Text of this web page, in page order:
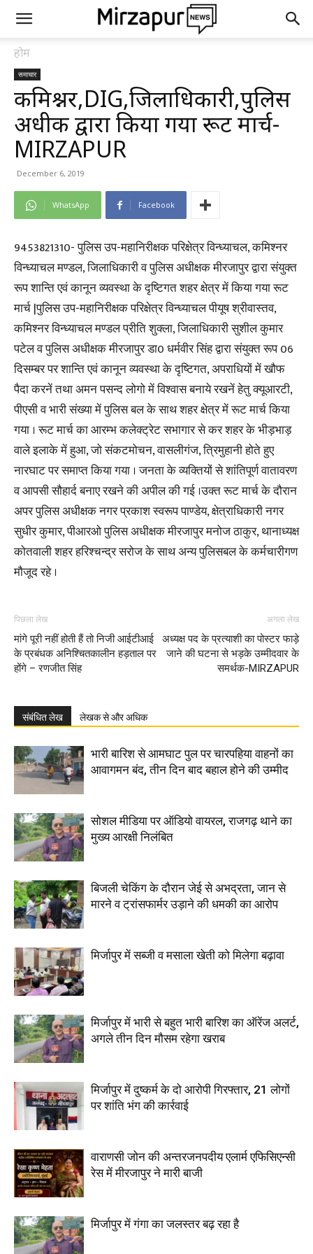
होम
समाचार
कमिश्नर,DIG,जिलाधिकारी,पुलिस
अधीक्षक द्वारा किया गया रूट मार्च-
MIRZAPUR
December 6, 2019
WhatsApp Facebook
9453821310- पुलिस उप-महानिरीक्षक परिक्षेत्र विन्ध्याचल, कमिश्नर
विन्ध्याचल मण्डल, जिलाधिकारी व पुलिस अधीक्षक मीरजापुर द्वारा संयुक्त
रूप शान्ति एवं कानून व्यवस्था के दृष्टिगत शहर क्षेत्र में किया गया रूट
मार्च |पुलिस उप-महानिरीक्षक परिक्षेत्र विन्ध्याचल पीयूष श्रीवास्तव,
कमिश्नर विन्ध्याचल मण्डल प्रीति शुक्ला, जिलाधिकारी सुशील कुमार
पटेल व पुलिस अधीक्षक मीरजापुर डा0 धर्मवीर सिंह द्वारा संयुक्त रूप 06
दिसम्बर पर शान्ति एवं कानून व्यवस्था के दृष्टिगत, अपराधियों में खौफ
पैदा करनें तथा अमन पसन्द लोगो में विश्वास बनाये रखनें हेतु क्यूआरटी,
पीएसी व भारी संख्या में पुलिस बल के साथ शहर क्षेत्र में रूट मार्च किया
गया । रूट मार्च का आरम्भ कलेक्ट्रेट सभागार से कर शहर के भीड़भाड़
वाले इलाके में हुआ, जो संकटमोचन, वासलीगंज, त्रिमुहानी होते हुए
नारघाट पर समाप्त किया गया । जनता के व्यक्तियों से शांतिपूर्ण वातावरण
व आपसी सौहार्द बनाए रखने की अपील की गई ।उक्त रूट मार्च के दौरान
अपर पुलिस अधीक्षक नगर प्रकाश स्वरूप पाण्डेय, क्षेत्राधिकारी नगर
सुधीर कुमार, पीआरओ पुलिस अधीक्षक मीरजापुर मनोज ठाकुर, थानाध्यक्ष
कोतवाली शहर हरिश्चन्द्र सरोज के साथ अन्य पुलिसबल के कर्मचारीगण
मौजूद रहे ।
पिछला लेख
मांगे पूरी नहीं होती हैं तो निजी आईटीआई
के प्रबंधक अनिश्चितकालीन हड़ताल पर
होंगे – रणजीत सिंह
अगला लेख
अध्यक्ष पद के प्रत्याशी का पोस्टर फाड़े
जाने की घटना से भड़के उम्मीदवार के
समर्थक-MIRZAPUR
संबंधित लेख लेखक से और अधिक
भारी बारिश से आमघाट पुल पर चारपहिया वाहनों का
आवागमन बंद, तीन दिन बाद बहाल होने की उम्मीद
सोशल मीडिया पर ऑडियो वायरल, राजगढ़ थाने का
मुख्य आरक्षी निलंबित
बिजली चेकिंग के दौरान जेई से अभद्रता, जान से
मारने व ट्रांसफार्मर उड़ाने की धमकी का आरोप
मिर्जापुर में सब्जी व मसाला खेती को मिलेगा बढ़ावा
मिर्जापुर में भारी से बहुत भारी बारिश का ऑरेंज अलर्ट,
अगले तीन दिन मौसम रहेगा खराब
मिर्जापुर में दुष्कर्म के दो आरोपी गिरफ्तार, 21 लोगों
पर शांति भंग की कार्रवाई
वाराणसी जोन की अन्तरजनपदीय एलार्म एफिसिएन्सी
रेस में मीरजापुर ने मारी बाजी
मिर्जापुर में गंगा का जलस्तर बढ़ रहा है